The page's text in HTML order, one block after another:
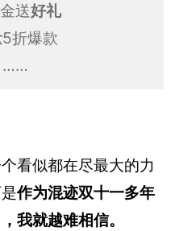
送好礼
5折爆款
……
看似都在尽最大的力
作为混迹双十一多年
我就越难相信。